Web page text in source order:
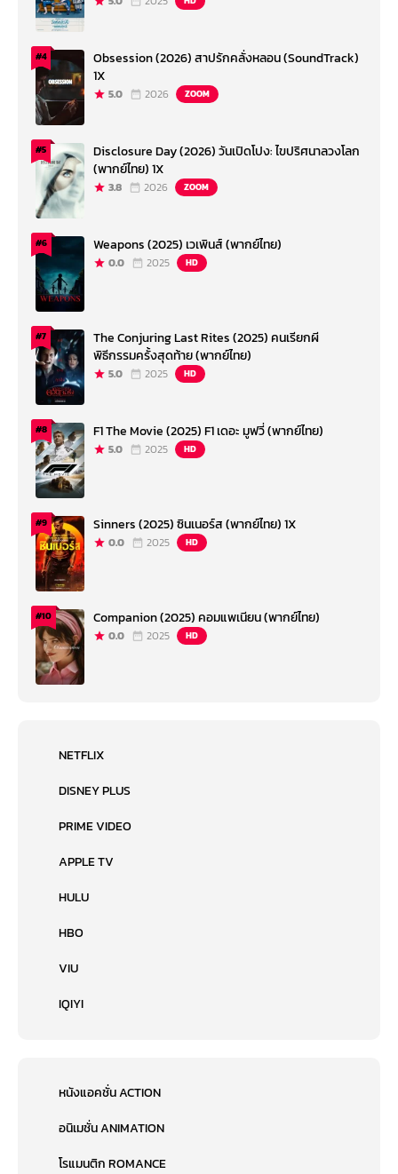
#4
Obsession (2026) สาปรักคลั่งหลอน (SoundTrack)
1X
5.0 2026 ZOOM
#5
Disclosure Day (2026) วันเปิดโปง: ไขปริศนาลวงโลก
(พากย์ไทย) 1X
3.8 2026 ZOOM
#6 Weapons (2025) เวเพินส์ (พากย์ไทย)
0.0 2025 HD
#7
The Conjuring Last Rites (2025) คนเรียกผี
พิธีกรรมครั้งสุดท้าย (พากย์ไทย)
5.0 2025 HD
#8 F1 The Movie (2025) F1 เดอะ มูฟวี่ (พากย์ไทย)
5.0 2025 HD
#9 Sinners (2025) ซินเนอร์ส (พากย์ไทย) 1X
0.0 2025 HD
#10 Companion (2025) คอมแพเนียน (พากย์ไทย)
0.0 2025 HD
NETFLIX
DISNEY PLUS
PRIME VIDEO
APPLE TV
HULU
HBO
VIU
IQIYI
หนังแอคชั่น ACTION
อนิเมชั่น ANIMATION
โรแมนติก ROMANCE